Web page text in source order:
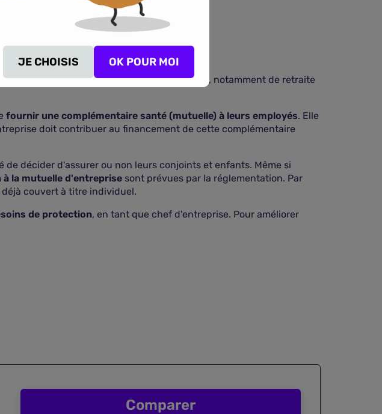
obligations en matière de protection sociale, notamment de retraite
fournir une complémentaire santé (mutuelle) à leurs employés. Elle
doit contribuer au financement de cette complémentaire
décider d'assurer ou non leurs conjoints et enfants. Même si
la mutuelle d'entreprise sont prévues par la réglementation. Par
déjà couvert à titre individuel.
de protection, en tant que chef d'entreprise. Pour améliorer
Comparer
JE CHOISIS OK POUR MOI